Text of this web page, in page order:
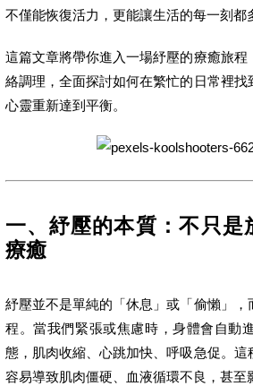
不僅能恢復活力，更能讓生活的每一刻都
這篇文章將帶你進入一場紓壓的療癒旅程
絡調理，全面探討如何在繁忙的日常裡
心靈重新達到平衡。
一、紓壓的本質：不只是
療癒
紓壓並不是單純的「休息」或「偷懶」，
程。當我們緊張或焦慮時，身體會自動
態，肌肉收縮、心跳加快、呼吸急促。這
容易導致肌肉僵硬、血液循環不良，甚至